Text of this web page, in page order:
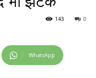
0
143
WhatsApp